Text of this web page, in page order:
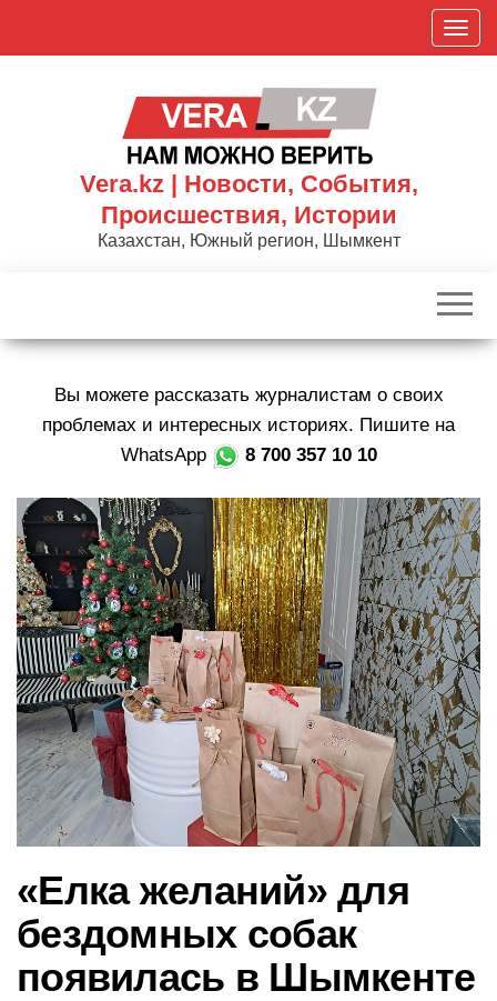
П
о
к
р
в
и
г
а
ц
и
ю
Vera.kz | Новости, События,
Происшествия, Истории
Казахстан, Южный регион, Шымкент
Вы можете рассказать журналистам о своих
проблемах и интересных историях. Пишите на
WhatsApp
8 700 357 10 10
«Елка желаний» для
бездомных собак
появилась в Шымкенте